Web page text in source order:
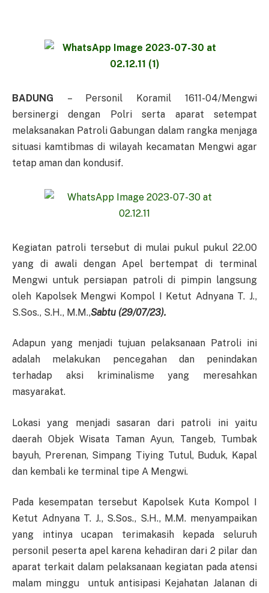
BADUNG – Personil Koramil 1611-04/Mengwi
bersinergi dengan Polri serta aparat setempat
melaksanakan Patroli Gabungan dalam rangka menjaga
situasi kamtibmas di wilayah kecamatan Mengwi agar
tetap aman dan kondusif.
Kegiatan patroli tersebut di mulai pukul pukul 22.00
yang di awali dengan Apel bertempat di terminal
Mengwi untuk persiapan patroli di pimpin langsung
oleh Kapolsek Mengwi Kompol I Ketut Adnyana T. J.,
S.Sos., S.H., M.M.,Sabtu (29/07/23).
Adapun yang menjadi tujuan pelaksanaan Patroli ini
adalah melakukan pencegahan dan penindakan
terhadap aksi kriminalisme yang meresahkan
masyarakat.
Lokasi yang menjadi sasaran dari patroli ini yaitu
daerah Objek Wisata Taman Ayun, Tangeb, Tumbak
bayuh, Prerenan, Simpang Tiying Tutul, Buduk, Kapal
dan kembali ke terminal tipe A Mengwi.
Pada kesempatan tersebut Kapolsek Kuta Kompol I
Ketut Adnyana T. J., S.Sos., S.H., M.M. menyampaikan
yang intinya ucapan terimakasih kepada seluruh
personil peserta apel karena kehadiran dari 2 pilar dan
aparat terkait dalam pelaksanaan kegiatan pada atensi
malam minggu untuk antisipasi Kejahatan Jalanan di